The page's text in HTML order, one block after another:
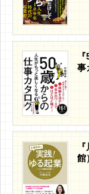
事
館